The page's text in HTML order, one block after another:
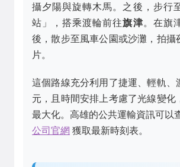
攝夕陽與旋轉木馬。之後，步行
站」，搭乘渡輪前往旗津。在旗
後，散步至風車公園或沙灘，拍攝
片。
這個路線充分利用了捷運、輕軌、
元，且時間安排上考慮了光線變化
最大化。高雄的公共運輸資訊可以
公司官網 獲取最新時刻表。